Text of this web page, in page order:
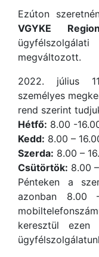
Ezúton
VGYKE
megváltozott.
2022. július
személyes
rend szerint
Hétfő: 8.00 -
Kedd: 8.00 –
Szerda: 8.00 –
Csütörtök: 8.00
Pénteken a
azonban
keresztül